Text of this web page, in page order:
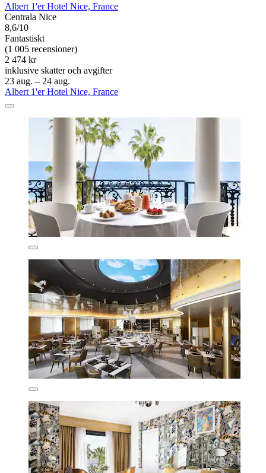
Albert 1'er Hotel Nice, France
Centrala Nice
8,6/10
Fantastiskt
(1 005 recensioner)
2 474 kr
inklusive skatter och avgifter
23 aug. – 24 aug.
Albert 1'er Hotel Nice, France